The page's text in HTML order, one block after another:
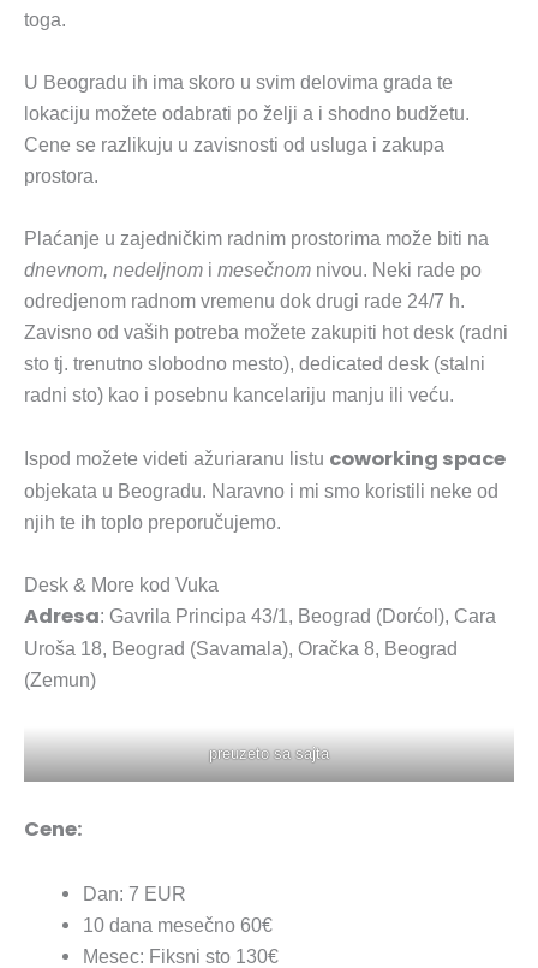
toga.
U Beogradu ih ima skoro u svim delovima grada te
lokaciju možete odabrati po želji a i shodno budžetu.
Cene se razlikuju u zavisnosti od usluga i zakupa
prostora.
Plaćanje u zajedničkim radnim prostorima može biti na
dnevnom, nedeljnom i mesečnom nivou. Neki rade po
odredjenom radnom vremenu dok drugi rade 24/7 h.
Zavisno od vaših potreba možete zakupiti hot desk (radni
sto tj. trenutno slobodno mesto), dedicated desk (stalni
radni sto) kao i posebnu kancelariju manju ili veću.
Ispod možete videti ažuriaranu listu coworking space
objekata u Beogradu. Naravno i mi smo koristili neke od
njih te ih toplo preporučujemo.
Desk & More kod Vuka
Adresa: Gavrila Principa 43/1, Beograd (Dorćol), Cara
Uroša 18, Beograd (Savamala), Oračka 8, Beograd
(Zemun)
preuzeto sa sajta
Cene:
Dan: 7 EUR
10 dana mesečno 60€
Mesec: Fiksni sto 130€